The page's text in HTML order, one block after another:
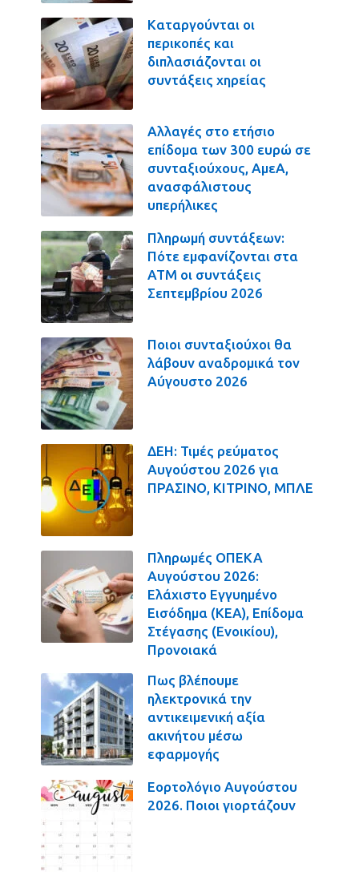
Καταργούνται οι
περικοπές και
διπλασιάζονται οι
συντάξεις χηρείας
Αλλαγές στο ετήσιο
επίδομα των 300 ευρώ σε
συνταξιούχους, ΑμεΑ,
ανασφάλιστους
υπερήλικες
Πληρωμή συντάξεων:
Πότε εμφανίζονται στα
ΑΤΜ οι συντάξεις
Σεπτεμβρίου 2026
Ποιοι συνταξιούχοι θα
λάβουν αναδρομικά τον
Αύγουστο 2026
ΔΕΗ: Τιμές ρεύματος
Αυγούστου 2026 για
ΠΡΑΣΙΝΟ, ΚΙΤΡΙΝΟ, ΜΠΛΕ
Πληρωμές ΟΠΕΚΑ
Αυγούστου 2026:
Ελάχιστο Εγγυημένο
Εισόδημα (ΚΕΑ), Επίδομα
Στέγασης (Ενοικίου),
Προνοιακά
Πως βλέπουμε
ηλεκτρονικά την
αντικειμενική αξία
ακινήτου μέσω
εφαρμογής
Εορτολόγιο Αυγούστου
2026. Ποιοι γιορτάζουν